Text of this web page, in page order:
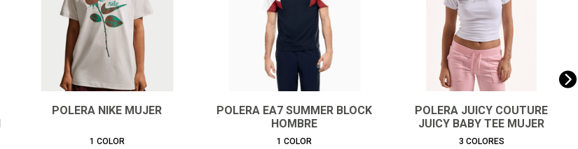
POLERA NIKE MUJER
1 COLOR
POLERA EA7 SUMMER BLOCK
HOMBRE
1 COLOR
POLERA JUICY COUTURE
JUICY BABY TEE MUJER
3 COLORES